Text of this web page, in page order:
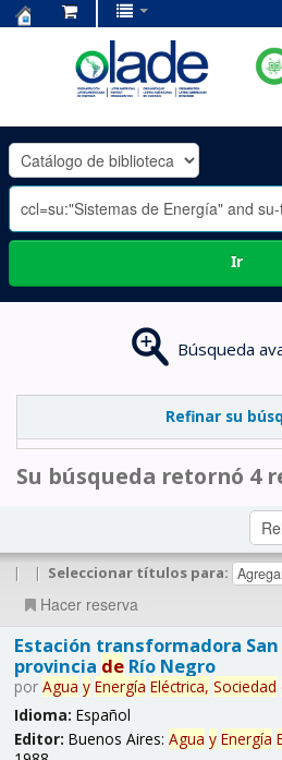
OLADE
-
Ir
Búsqueda
Refinar su
Su búsqueda retornó 4
| | Seleccionar títulos para:
Hacer reserva
Estación transformadora
provincia deRío Negro
por Agua y Energía Eléctrica, Sociedad
Idioma: Español
Editor: Buenos Aires: Agua y Energía